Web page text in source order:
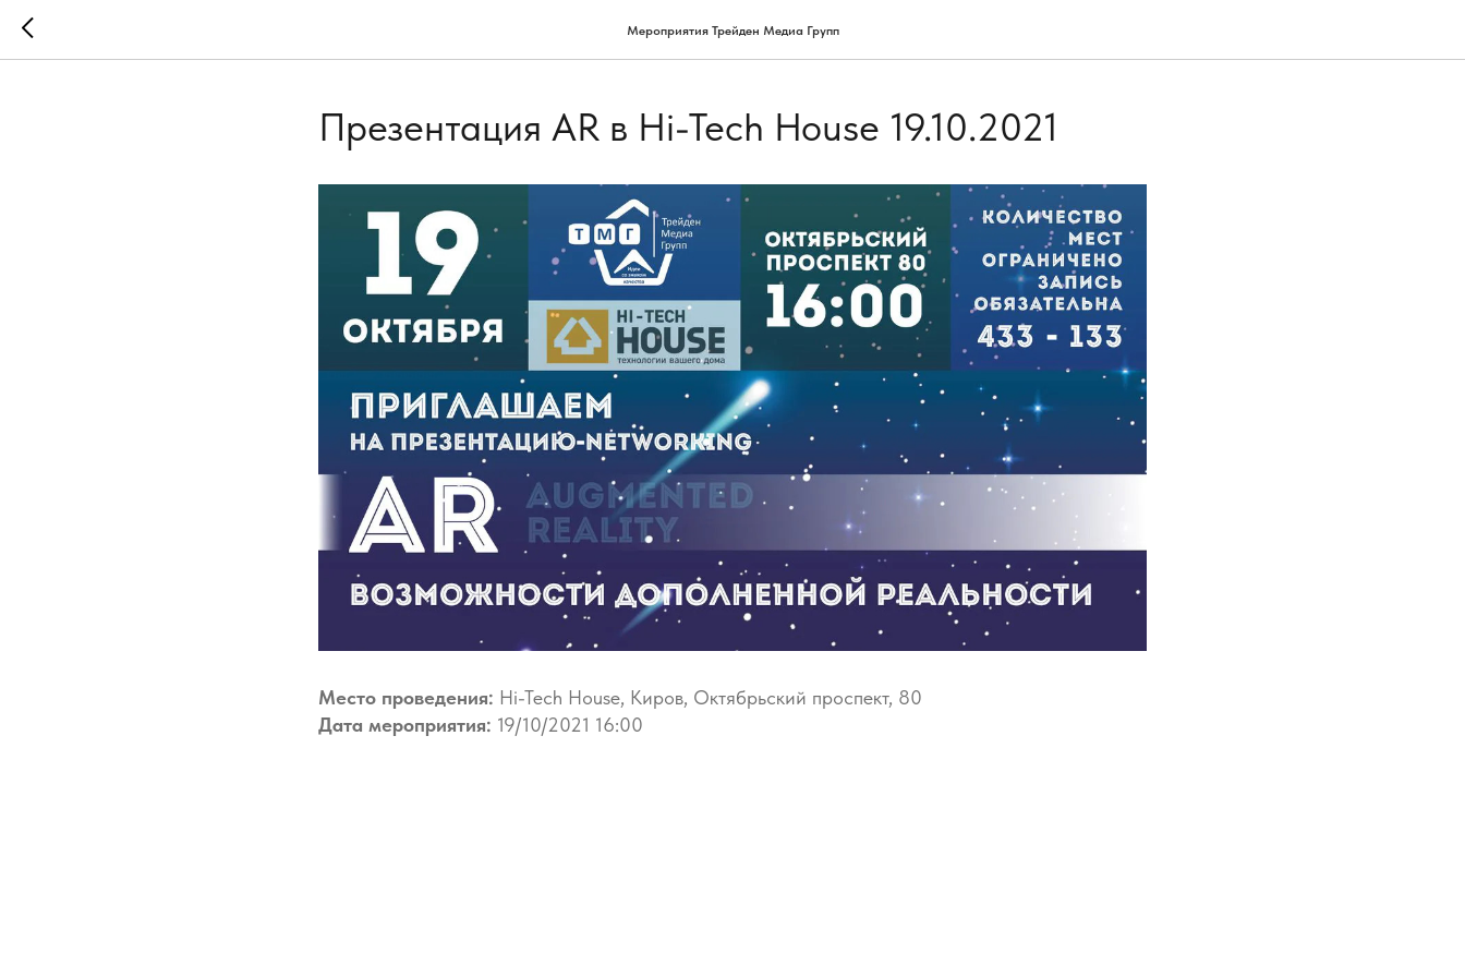
Мероприятия Трейден Медиа Групп
Презентация AR в Hi-Tech House 19.10.2021
Место проведения: Hi-Tech House, Киров, Октябрьский проспект, 80
Дата мероприятия: 19/10/2021 16:00